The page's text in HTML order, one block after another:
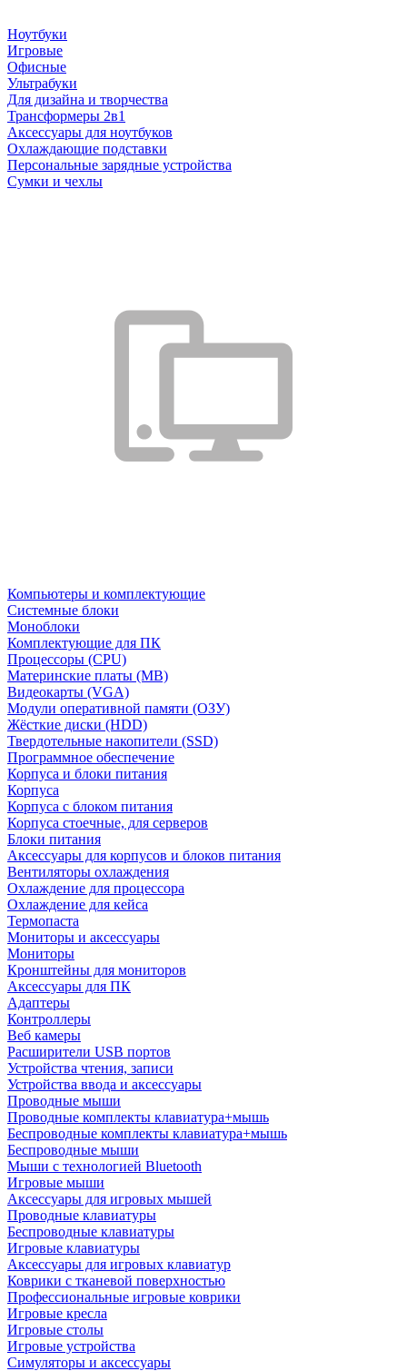
Ноутбуки
Игровые
Офисные
Ультрабуки
Для дизайна и творчества
Трансформеры 2в1
Аксессуары для ноутбуков
Охлаждающие подставки
Персональные зарядные устройства
Сумки и чехлы
Компьютеры и комплектующие
Системные блоки
Моноблоки
Комплектующие для ПК
Процессоры (CPU)
Материнские платы (MB)
Видеокарты (VGA)
Модули оперативной памяти (ОЗУ)
Жёсткие диски (HDD)
Твердотельные накопители (SSD)
Программное обеспечение
Корпуса и блоки питания
Корпуса
Корпуса с блоком питания
Корпуса стоечные, для серверов
Блоки питания
Аксессуары для корпусов и блоков питания
Вентиляторы охлаждения
Охлаждение для процессора
Охлаждение для кейса
Термопаста
Мониторы и аксессуары
Мониторы
Кронштейны для мониторов
Аксессуары для ПК
Адаптеры
Контроллеры
Веб камеры
Расширители USB портов
Устройства чтения, записи
Устройства ввода и аксессуары
Проводные мыши
Проводные комплекты клавиатура+мышь
Беспроводные комплекты клавиатура+мышь
Беспроводные мыши
Мыши с технологией Bluetooth
Игровые мыши
Аксессуары для игровых мышей
Проводные клавиатуры
Беспроводные клавиатуры
Игровые клавиатуры
Аксессуары для игровых клавиатур
Коврики с тканевой поверхностью
Профессиональные игровые коврики
Игровые кресла
Игровые столы
Игровые устройства
Симуляторы и аксессуары